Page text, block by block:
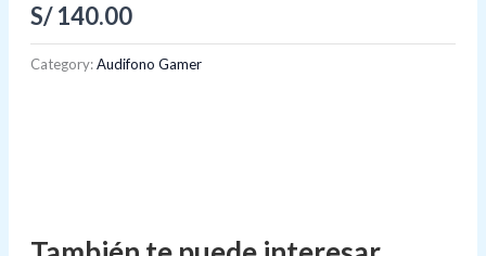
S/140.00
Category:Audifono Gamer